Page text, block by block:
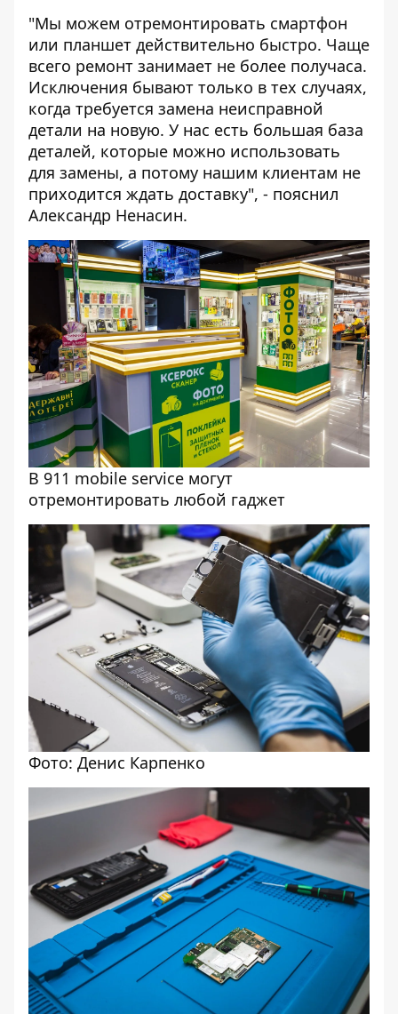
"Мы можем отремонтировать смартфон
или планшет действительно быстро. Чаще
всего ремонт занимает не более получаса.
Исключения бывают только в тех случаях,
когда требуется замена неисправной
детали на новую. У нас есть большая база
деталей, которые можно использовать
для замены, а потому нашим клиентам не
приходится ждать доставку", - пояснил
Александр Ненасин.
В 911 mobile service могут
отремонтировать любой гаджет
Фото: Денис Карпенко